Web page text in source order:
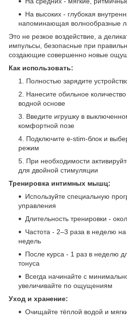
На высоких - глубокая
напоминающая волнообразные
Это не резкое воздействие, а
импульсы, безопасные при
создающие совершенно новые
Как использовать:
Полностью зарядите
Нанесите обильное
водной основе
Введите игрушку в
комфортной позе
Подключите e-stim-блок и
режим
При необходимости
для двойной стимуляции
Тренировка интимных мышц:
Используйте специальную
управления
Длительность тренировки -
Частота - 2–3 раза в неделю
недель
После курса - 1 раз в неделю
тонуса
Всегда начинайте с
увеличивайте по ощущениям
Уход и хранение:
Очищайте тёплой водой и